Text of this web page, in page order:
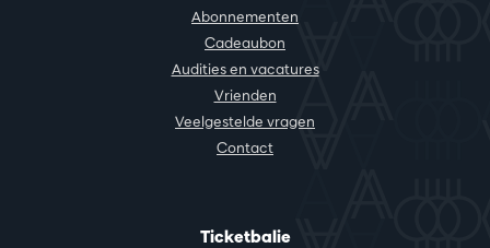
Abonnementen
Cadeaubon
Audities en vacatures
Vrienden
Veelgestelde vragen
Contact
Ticketbalie